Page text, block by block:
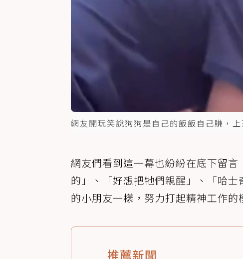
網友開玩笑說狗狗是自己的飯飯自己賺，
網友們看到這一幕也紛紛在底下留
的」、「好想把牠們親醒」、「哈
的小朋友一樣，努力打起精神工作
推薦新聞